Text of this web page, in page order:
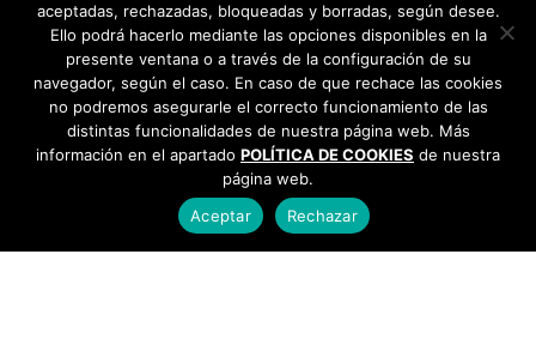
aceptadas, rechazadas, bloqueadas y borradas, según desee.
Ello podrá hacerlo mediante las opciones disponibles en la
presente ventana o a través de la configuración de su
navegador, según el caso. En caso de que rechace las cookies
no podremos asegurarle el correcto funcionamiento de las
distintas funcionalidades de nuestra página web. Más
información en el apartado POLÍTICA DE COOKIES de nuestra
página web.
Aceptar
Rechazar